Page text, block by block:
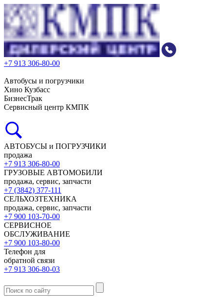
+7 913 306-80-00
Автобусы и погрузчики
Хино Кузбасс
БизнесТрак
Сервисный центр КМПК
АВТОБУСЫ и ПОГРУЗЧИКИ
продажа
+7 913 306-80-00
ГРУЗОВЫЕ АВТОМОБИЛИ
продажа, сервис, запчасти
+7 (3842) 377-111
СЕЛЬХОЗТЕХНИКА
продажа, сервис, запчасти
+7 900 103-70-00
СЕРВИСНОЕ
ОБСЛУЖИВАНИЕ
+7 900 103-80-00
Телефон для
обратной связи
+7 913 306-80-03